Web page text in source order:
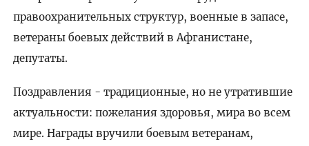
правоохранительных структур, военные в запасе,
ветераны боевых действий в Афганистане,
депутаты.
Поздравления - традиционные, но не утратившие
актуальности: пожелания здоровья, мира во всем
мире. Награды вручили боевым ветеранам,